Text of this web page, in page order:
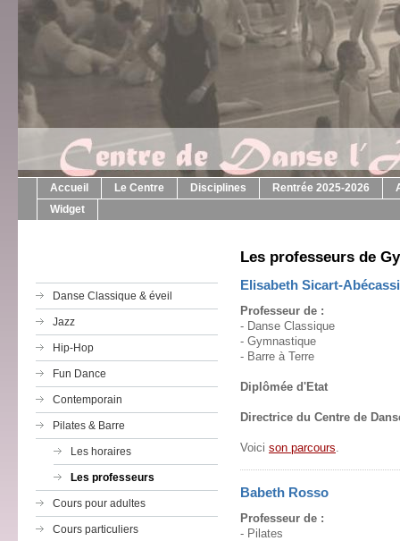
Accueil Le Centre Disciplines Rentrée 2025-2026
Widget
Danse Classique & éveil
Jazz
Hip-Hop
Fun Dance
Contemporain
Pilates & Barre
Les horaires
Les professeurs
Cours pour adultes
Cours particuliers
Les professeurs de
Elisabeth Sicart-
Professeur de :
- Danse Classique
- Gymnastique
- Barre à Terre
Diplômée d'Etat
Directrice du Centre de
Voici son parcours.
Babeth Rosso
Professeur de :
- Pilates